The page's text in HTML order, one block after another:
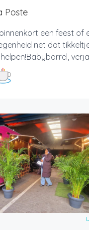
Poste
een feest of
net dat